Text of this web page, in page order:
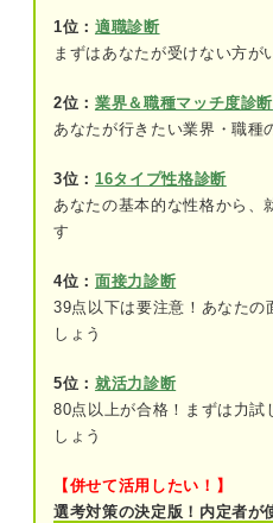
たい前提情報
IT業界の代表的な仕事
ITの仕事を一挙紹介！
と併せてご確認ください。
IT企業の種類
ビジネスモデ
学歴：文系・
資格：必須で
IT業界の代表的な仕事
営業・コンサ
1位： 適職診断
まずはあなたが受けない方が
2位： 業界＆職種マッチ度診断
あなたが行きたい業界・職種
3位： 16タイプ性格診断
あなたの基本的な性格から、
す
4位： 面接力診断
39点以下は要注意！あなたの
しょう
5位： 就活力診断
80点以上が合格！まずは力試
しょう
【併せて活用したい！】
選考対策の決定版！内定者が